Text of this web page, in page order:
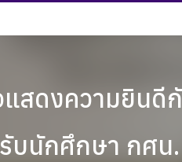
สดงความยินดี
บนักศึกษา กศน